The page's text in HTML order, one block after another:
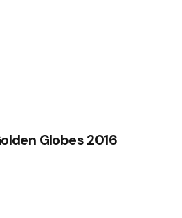
Globes 2016